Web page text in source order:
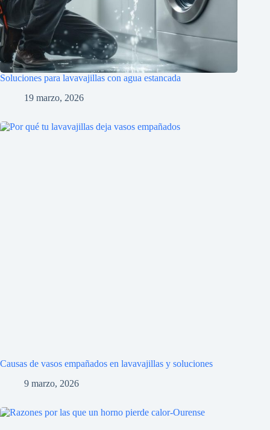
Soluciones para lavavajillas con agua estancada
19 marzo, 2026
Causas de vasos empañados en lavavajillas y soluciones
9 marzo, 2026